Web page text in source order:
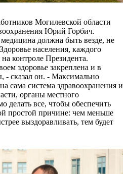
Могилевской области
Юрий Горбич.
должна быть везде, не
населения, каждого
контроле Президента.
здоровье закреплена и в
- сказал он. - Максимально
сама система здравоохранения и
органы местного
делать все, чтобы обеспечить
простой причине: чем меньше
выздоравливать, тем будет